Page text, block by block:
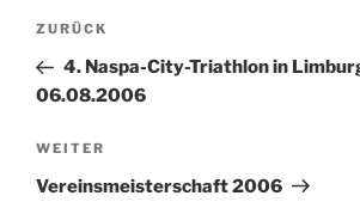
Beitragsnavigation
Vorheriger
Beitrag
ZURÜCK
4. Naspa-City-Triathlon in
06.08.2006
Nächster
Beitrag
WEITER
Vereinsmeisterschaft 2006